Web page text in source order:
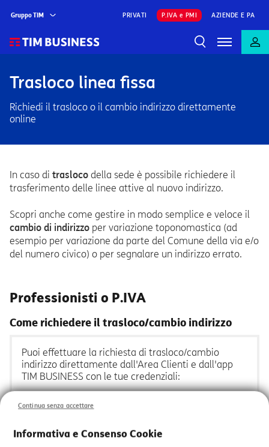
Gruppo TIM PRIVATI P.IVA e PMI AZIENDE E PA
Trasloco linea fissa
Richiedi il trasloco o il cambio indirizzo direttamente
online
In caso di trasloco della sede è possibile richiedere il
trasferimento delle linee attive al nuovo indirizzo.
Scopri anche come gestire in modo semplice e veloce il
cambio di indirizzo per variazione toponomastica (ad
esempio per variazione da parte del Comune della via e/o
del numero civico) o per segnalare un indirizzo errato.
Professionisti o P.IVA
Come richiedere il trasloco/cambio indirizzo
Puoi effettuare la richiesta di trasloco/cambio
indirizzo direttamente dall'Area Clienti e dall'app
TIM BUSINESS con le tue credenziali:
ACCEDI ALL'
VAI SU “LINEE E SERVIZI”
Informativa e Consenso Cookie
Continua senza accettare